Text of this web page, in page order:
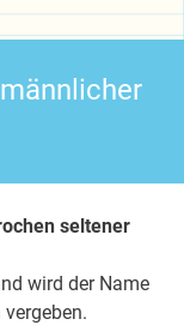
seltener
wird der Name